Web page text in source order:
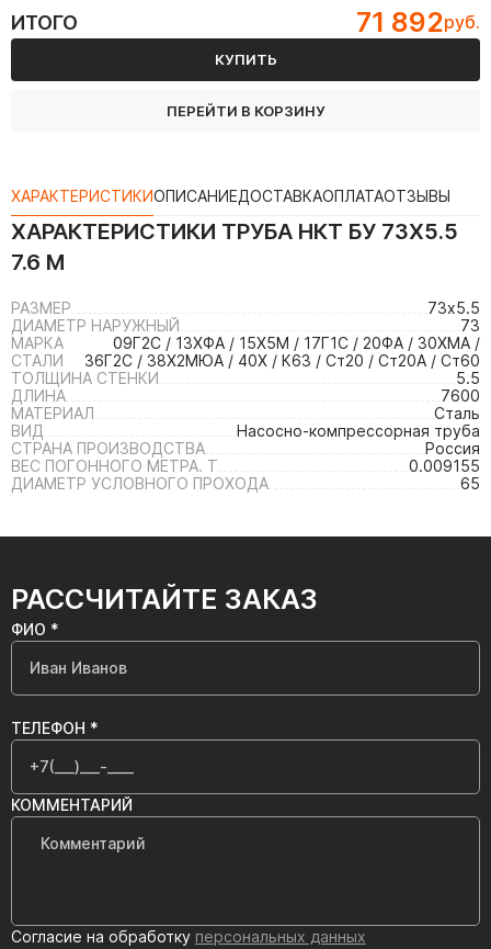
ИТОГО 71 892руб.
КУПИТЬ
ПЕРЕЙТИ В КОРЗИНУ
ХАРАКТЕРИСТИКИОПИСАНИЕДОСТАВКАОПЛАТАОТЗЫВЫ
ХАРАКТЕРИСТИКИ ТРУБА НКТ БУ 73Х5.5
7.6 М
РАЗМЕР
73х5.5
ДИАМЕТР НАРУЖНЫЙ
73
МАРКА
СТАЛИ
09Г2С / 13ХФА / 15Х5М / 17Г1С / 20ФА / 30ХМА /
36Г2С / 38Х2МЮА / 40Х / К63 / Ст20 / Ст20А / Ст60
ТОЛЩИНА СТЕНКИ
5.5
ДЛИНА
7600
МАТЕРИАЛ
Сталь
ВИД
Насосно-компрессорная труба
СТРАНА ПРОИЗВОДСТВА
Россия
ВЕС ПОГОННОГО МЕТРА. Т
0.009155
ДИАМЕТР УСЛОВНОГО ПРОХОДА
65
РАССЧИТАЙТЕ ЗАКАЗ
ФИО *
ТЕЛЕФОН *
КОММЕНТАРИЙ
Согласие на обработку персональных данных